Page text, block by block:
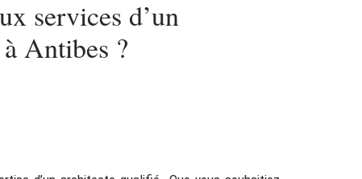
services d’un
Antibes ?